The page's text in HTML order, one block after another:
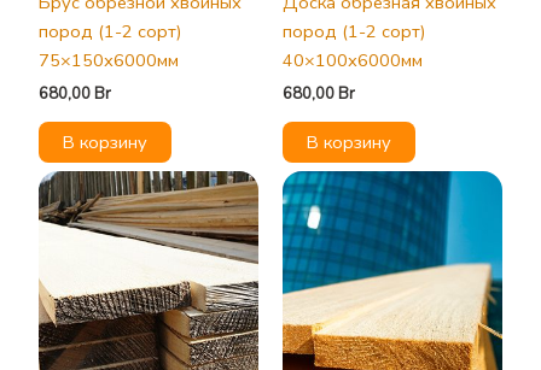
пород (1-2 сорт)
75×150х6000мм
680,00Br
В корзину
пород (1-2 сорт)
40×100х6000мм
680,00Br
В корзину